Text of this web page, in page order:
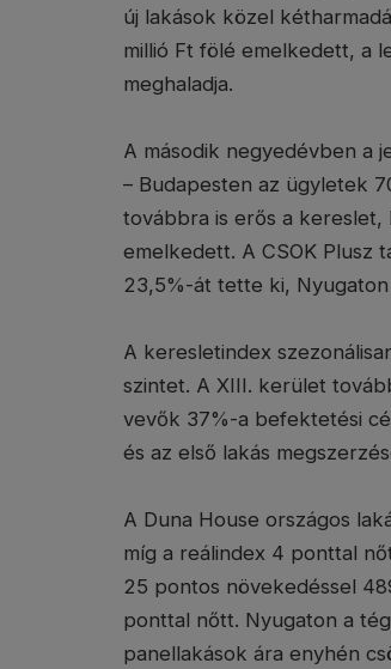
új lakások közel
millió Ft fölé emelkedett, a
meghaladja.
A második negyedévben a
– Budapesten az ügyletek
továbbra is erős a
emelkedett. A CSOK Plusz
23,5%-át tette ki,
A keresletindex
szintet. A XIII. kerület
vevők 37%-a befektetési
és az első lakás
A Duna House országos
míg a reálindex 4 ponttal
25 pontos növekedéssel
ponttal nőtt. Nyugaton a
panellakások ára enyhén